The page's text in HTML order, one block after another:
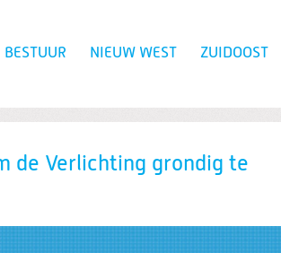
BESTUUR NIEUW WEST ZUIDOOST
de Verlichting grondig te